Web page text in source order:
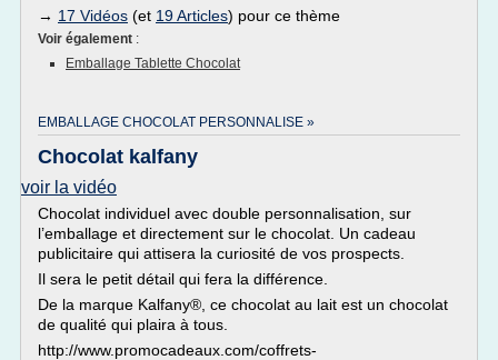
→ 17 Vidéos (et 19 Articles) pour ce thème
Voir également :
Emballage Tablette Chocolat
EMBALLAGE CHOCOLAT PERSONNALISE »
Chocolat kalfany
voir la vidéo
Chocolat individuel avec double personnalisation, sur
l’emballage et directement sur le chocolat. Un cadeau
publicitaire qui attisera la curiosité de vos prospects.
Il sera le petit détail qui fera la différence.
De la marque Kalfany®, ce chocolat au lait est un chocolat
de qualité qui plaira à tous.
http://www.promocadeaux.com/coffrets-